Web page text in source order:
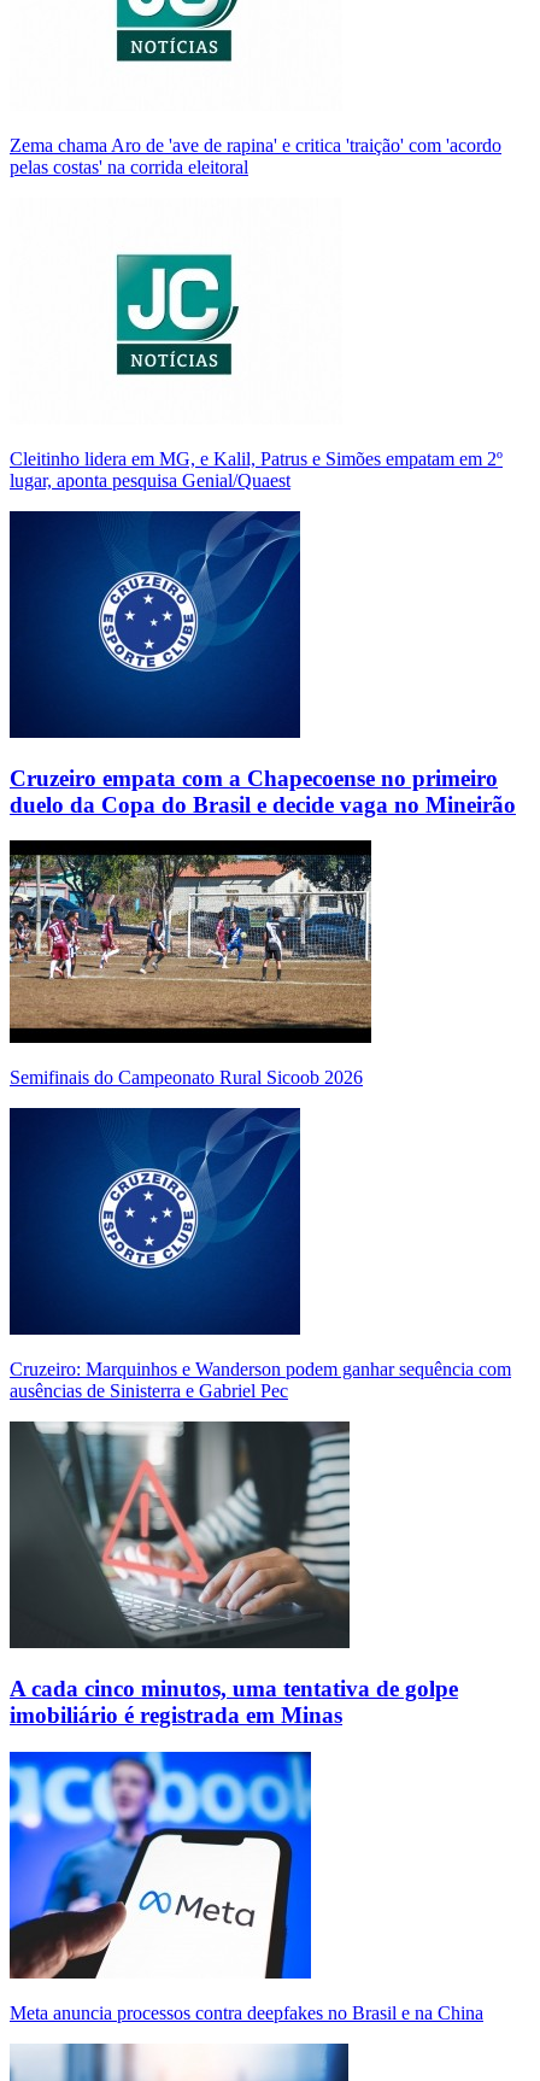
Zema chama Aro de 'ave de rapina' e critica 'traição' com 'acordo
pelas costas' na corrida eleitoral
Cleitinho lidera em MG, e Kalil, Patrus e Simões empatam em 2º
lugar, aponta pesquisa Genial/Quaest
Cruzeiro empata com a Chapecoense no primeiro
duelo da Copa do Brasil e decide vaga no Mineirão
Semifinais do Campeonato Rural Sicoob 2026
Cruzeiro: Marquinhos e Wanderson podem ganhar sequência com
ausências de Sinisterra e Gabriel Pec
A cada cinco minutos, uma tentativa de golpe
imobiliário é registrada em Minas
Meta anuncia processos contra deepfakes no Brasil e na China